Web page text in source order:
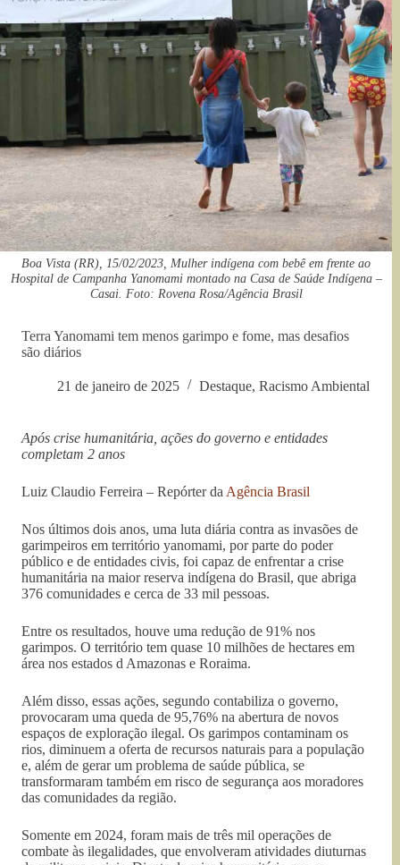
Boa Vista (RR), 15/02/2023, Mulher indígena com bebê em frente ao
Hospital de Campanha Yanomami montado na Casa de Saúde Indígena –
Casai. Foto: Rovena Rosa/Agência Brasil
Terra Yanomami tem menos garimpo e fome, mas desafios
são diários
21 de janeiro de 2025 Destaque, Racismo Ambiental
Após crise humanitária, ações do governo e entidades
completam 2 anos
Luiz Claudio Ferreira – Repórter da Agência Brasil
Nos últimos dois anos, uma luta diária contra as invasões de
garimpeiros em território yanomami, por parte do poder
público e de entidades civis, foi capaz de enfrentar a crise
humanitária na maior reserva indígena do Brasil, que abriga
376 comunidades e cerca de 33 mil pessoas.
Entre os resultados, houve uma redução de 91% nos
garimpos. O território tem quase 10 milhões de hectares em
área nos estados d Amazonas e Roraima.
Além disso, essas ações, segundo contabiliza o governo,
provocaram uma queda de 95,76% na abertura de novos
espaços de exploração ilegal. Os garimpos contaminam os
rios, diminuem a oferta de recursos naturais para a população
e, além de gerar um problema de saúde pública, se
transformaram também em risco de segurança aos moradores
das comunidades da região.
Somente em 2024, foram mais de três mil operações de
combate às ilegalidades, que envolveram atividades diuturnas